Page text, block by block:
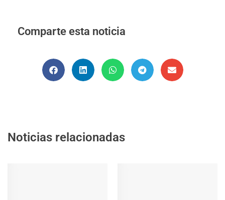
Comparte esta noticia
Noticias relacionadas